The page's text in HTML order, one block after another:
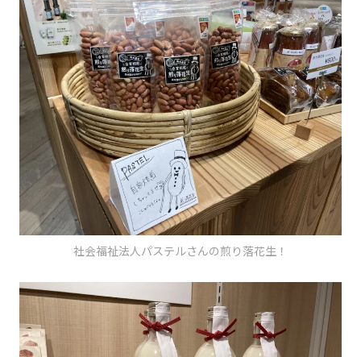
社会福祉法人パステルさんの煎り落花生！